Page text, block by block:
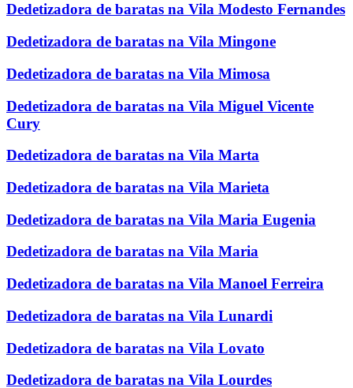
Dedetizadora de baratas na Vila Modesto Fernandes
Dedetizadora de baratas na Vila Mingone
Dedetizadora de baratas na Vila Mimosa
Dedetizadora de baratas na Vila Miguel Vicente
Cury
Dedetizadora de baratas na Vila Marta
Dedetizadora de baratas na Vila Marieta
Dedetizadora de baratas na Vila Maria Eugenia
Dedetizadora de baratas na Vila Maria
Dedetizadora de baratas na Vila Manoel Ferreira
Dedetizadora de baratas na Vila Lunardi
Dedetizadora de baratas na Vila Lovato
Dedetizadora de baratas na Vila Lourdes